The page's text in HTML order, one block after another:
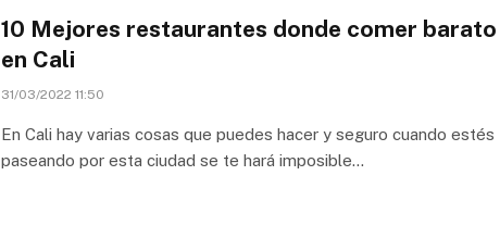
10 Mejores restaurantes donde comer barato
en Cali
31/03/2022 11:50
En Cali hay varias cosas que puedes hacer y seguro cuando estés
paseando por esta ciudad se te hará imposible…